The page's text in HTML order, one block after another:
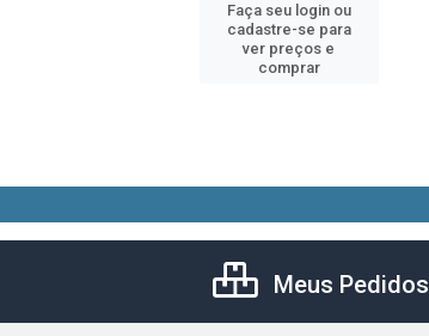
Faça seu login ou
cadastre-se para
ver preços e
comprar
Meus Pedidos